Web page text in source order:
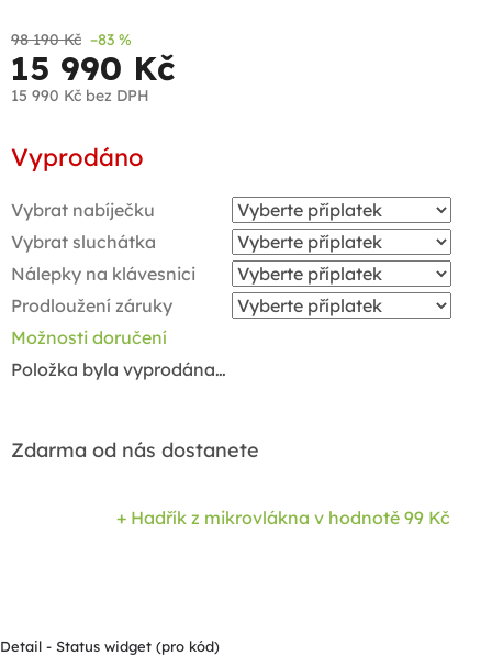
98 190 Kč –83 %
15 990 Kč
15 990 Kč bez DPH
cena:
Vyprodáno
Vybrat nabíječku
Vybrat sluchátka
Nálepky na klávesnici
Prodloužení záruky
Možnosti doručení
Položka byla vyprodána…
Zdarma od nás dostanete
+ Hadřík z mikrovlákna v hodnotě 99 Kč
Detail - Status widget (pro kód)